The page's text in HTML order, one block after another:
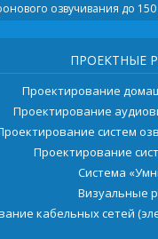
озвучивания до
ПРОЕКТНЫЕ
Проектирование
Проектирование
систем
Проектирование
Система
Визуальные
кабельных сетей